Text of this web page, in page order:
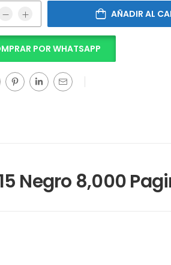
AÑADIR AL
POR WHATSAPP
Negro 8,000